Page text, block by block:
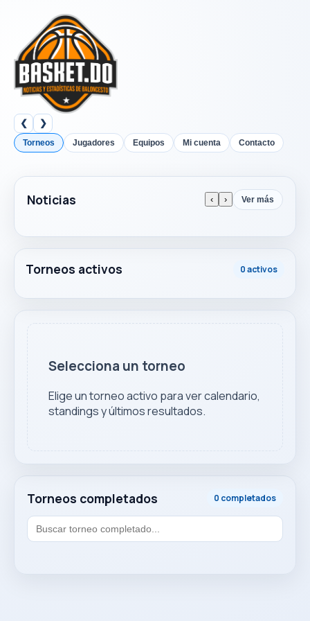
❮ ❯
Torneos Jugadores Equipos Mi cuenta Contacto
Noticias ‹ › Ver más
Torneos activos 0 activos
Torneos completados 0 completados
Selecciona un torneo
Elige un torneo activo para ver calendario,
standings y últimos resultados.